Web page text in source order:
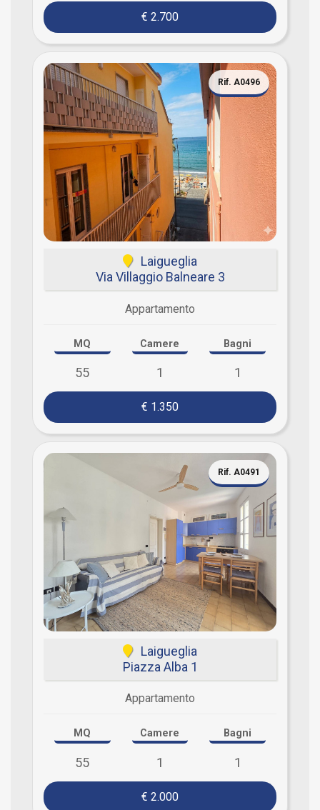
€ 2.700
Rif. A0496
Laigueglia
Via Villaggio Balneare 3
Appartamento
MQ
55
Camere
1
Bagni
1
€ 1.350
Rif. A0491
Laigueglia
Piazza Alba 1
Appartamento
MQ
55
Camere
1
Bagni
1
€ 2.000